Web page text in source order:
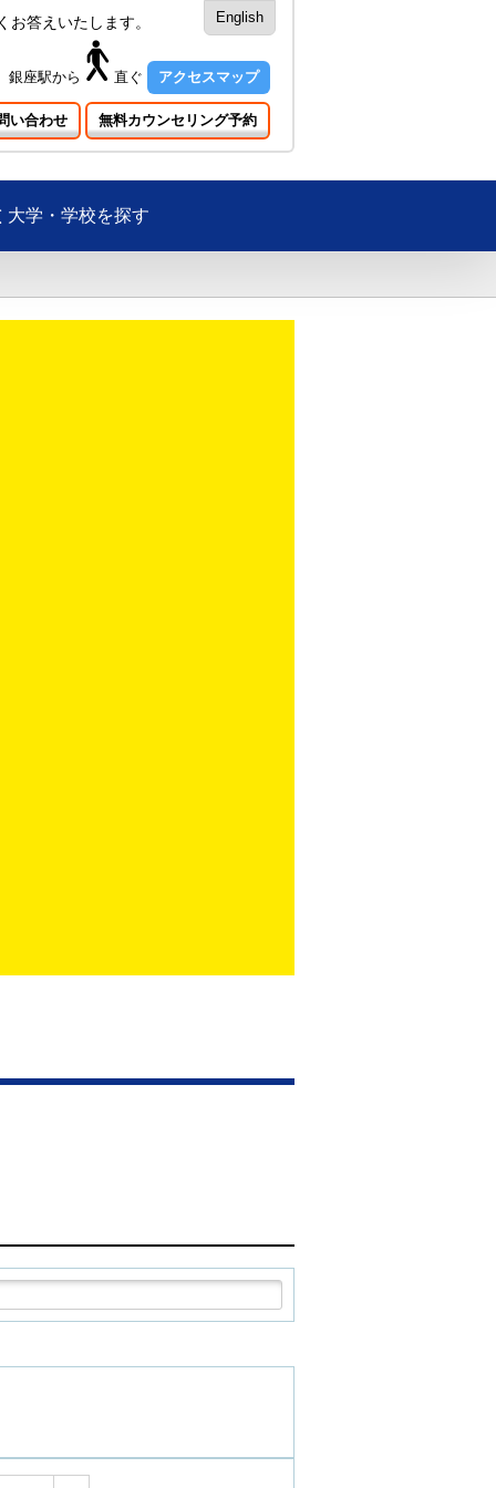
答えいたします。 English
銀座駅から 直ぐ アクセスマップ
い合わせ 無料カウンセリング予約
大学・学校を探す